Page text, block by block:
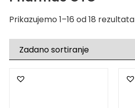
Prikazujemo 1–16 od 18 rezultata